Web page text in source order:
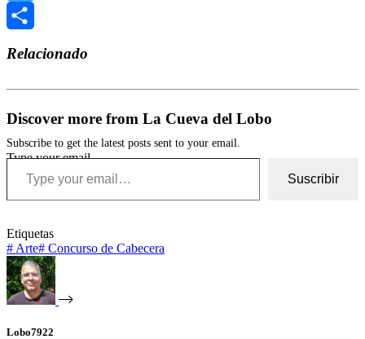
Telegram
Relacionado
Discover more from La Cueva del Lobo
Subscribe to get the latest posts sent to your email.
Type your email…
Suscribir
Etiquetas
# Arte# Concurso de Cabecera
Lobo7922